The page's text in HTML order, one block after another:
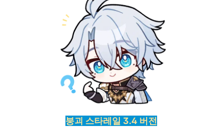
붕괴 스타레일 3.4 버전